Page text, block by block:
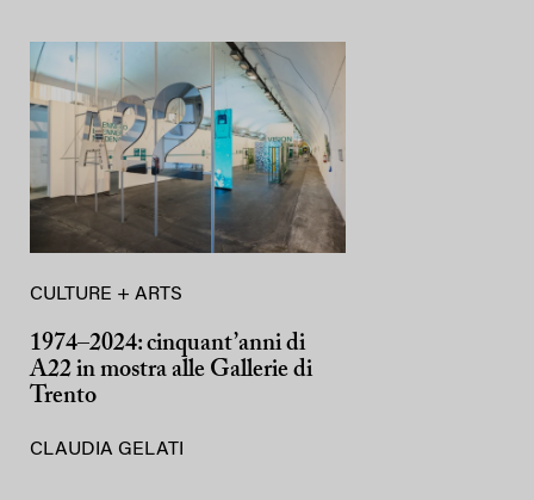
CULTURE + ARTS
1974–2024: cinquant’anni di
A22 in mostra alle Gallerie di
Trento
CLAUDIA GELATI